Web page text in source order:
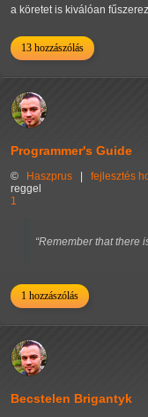
a köretet is kiválóan
13 hozzászólás
Programmer's Guide
© Haszprus fejlesztés
reggel
1
“Remember that there
1 hozzászólás
Becstelen Brigantyk